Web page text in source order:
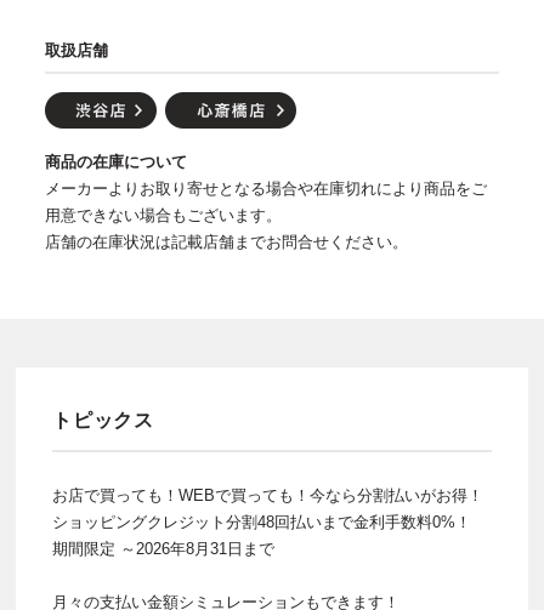
取扱店舗
商品の在庫について
メーカーよりお取り寄せとなる場合や在庫切れにより商品をご
用意できない場合もございます。
店舗の在庫状況は記載店舗までお問合せください。
トピックス
お店で買っても！WEBで買っても！今なら分割払いがお得！
ショッピングクレジット分割48回払いまで金利手数料0%！
期間限定 ～2026年8月31日まで
月々の支払い金額シミュレーションもできます！